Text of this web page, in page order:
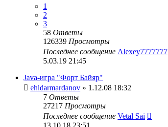
1
2
3
58 Ответы
126339 Просмотры
Последнее сообщение Alexey7777777
5.03.19 21:45
Java-игра "Форт Байяр"
ehldarmardanov » 1.12.08 18:32
7 Ответы
27217 Просмотры
Последнее сообщение Vetal Sai
13.10.18 23:51